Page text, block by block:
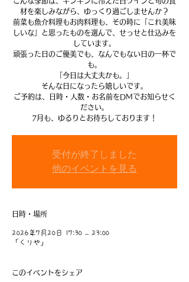
材を楽しみながら、ゆっくり過ごしませんか？
前菜も魚介料理もお肉料理も、その時に「これ美味
しいな」と思ったものを選んで、せっせと仕込みを
しています。
頑張った日のご優美でも、なんでもない日の一杯で
も。
「今日は大丈夫かも。」
そんな日になったら嬉しいです。
ご予約は、日時・人数・お名前をDMでお知らせく
ださい。
7月も、ゆるりとお待ちしております！
受付が終了しました
他のイベントを見る
日時・場所
2026年7月20日 17:30 – 23:00
「くりや」
このイベントをシェア